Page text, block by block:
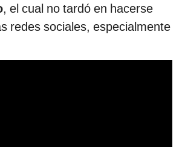
, el cual no tardó en hacerse
redes sociales, especialmente